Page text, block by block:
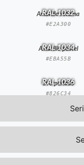
RAL 1032
Amarillo retama
#E2A300
RAL 1034
Amarillo pastel
#EBA55B
RAL 1036
Oro perlado
#826C34